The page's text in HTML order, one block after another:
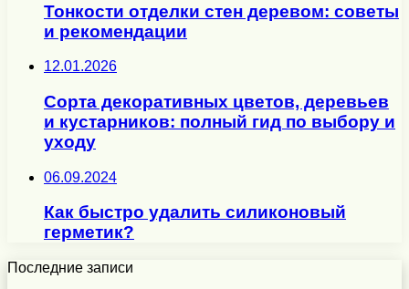
Тонкости отделки стен деревом: советы
и рекомендации
12.01.2026
Сорта декоративных цветов, деревьев
и кустарников: полный гид по выбору и
уходу
06.09.2024
Как быстро удалить силиконовый
герметик?
Последние записи